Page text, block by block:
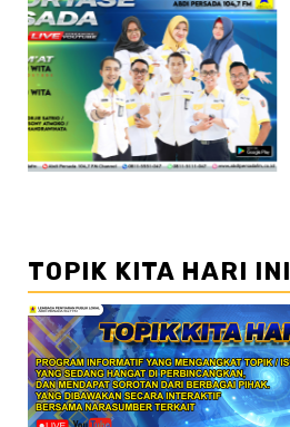
//2
TOPIK KITA HARI INI